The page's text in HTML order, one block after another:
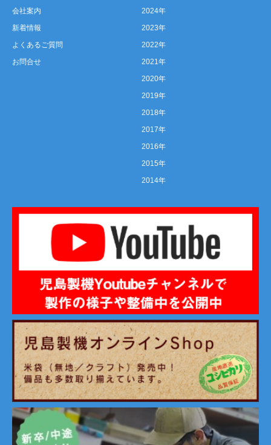
会社案内
新着情報
よくあるご質問
お問合せ
2024年
2023年
2022年
2021年
2020年
2019年
2018年
2017年
2016年
2015年
2014年